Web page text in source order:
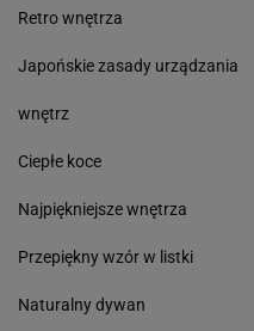
Retro wnętrza
Japońskie zasady urządzania
wnętrz
Ciepłe koce
Najpiękniejsze wnętrza
Przepiękny wzór w listki
Naturalny dywan